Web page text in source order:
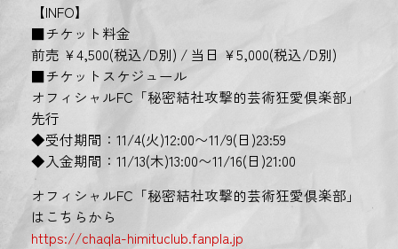
【INFO】
■チケット料金
前売 ¥4,500(税込/D別) / 当日 ¥5,000(税込/D別)
■チケットスケジュール
オフィシャルFC「秘密結社攻撃的芸術狂愛倶楽部」
先行
◆受付期間：11/4(火)12:00〜11/9(日)23:59
◆入金期間：11/13(木)13:00〜11/16(日)21:00
オフィシャルFC「秘密結社攻撃的芸術狂愛倶楽部」
はこちらから
https://chaqla-himituclub.fanpla.jp